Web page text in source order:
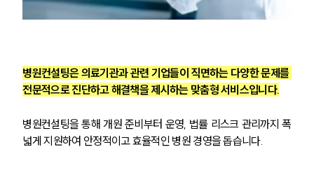
병원컨설팅은 의료기관과 관련 기업들이 직면하는 다양한 문제를
전문적으로 진단하고 해결책을 제시하는 맞춤형 서비스입니다.
병원컨설팅을 통해 개원 준비부터 운영, 법률 리스크 관리까지 폭
넓게 지원하여 안정적이고 효율적인 병원 경영을 돕습니다.